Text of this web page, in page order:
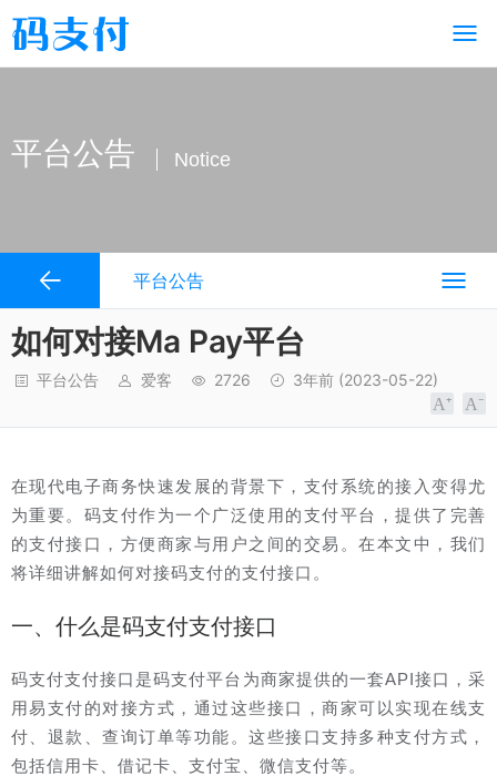
平台公告 Notice
平台公告
如何对接Ma Pay平台
平台公告 爱客 2726 3年前 (2023-05-22)
在现代电子商务快速发展的背景下，支付系统的接入变得尤
为重要。码支付作为一个广泛使用的支付平台，提供了完善
的支付接口，方便商家与用户之间的交易。在本文中，我们
将详细讲解如何对接码支付的支付接口。
一、什么是码支付支付接口
码支付支付接口是码支付平台为商家提供的一套API接口，采
用易支付的对接方式，通过这些接口，商家可以实现在线支
付、退款、查询订单等功能。这些接口支持多种支付方式，
包括信用卡、借记卡、支付宝、微信支付等。